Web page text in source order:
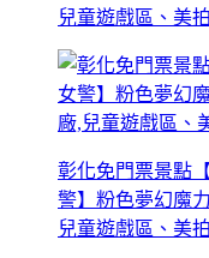
兒童遊戲區、美
彰化免門票景點
警】粉色夢幻魔
兒童遊戲區、美